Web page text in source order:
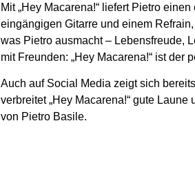
Mit „Hey Macarena!“ liefert Pietro
eingängigen Gitarre und einem
was Pietro ausmacht – Lebensfreude,
mit Freunden: „Hey Macarena!“ ist der
Auch auf Social Media zeigt sich
verbreitet „Hey Macarena!“ gute
von Pietro Basile.